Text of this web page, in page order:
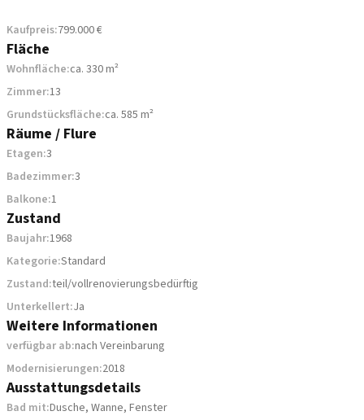
Kaufpreis:799.000 €
Fläche
Wohnfläche:ca. 330 m²
Zimmer:13
Grundstücksfläche:ca. 585 m²
Räume / Flure
Etagen:3
Badezimmer:3
Balkone:1
Zustand
Baujahr:1968
Kategorie:Standard
Zustand:teil/vollrenovierungsbedürftig
Unterkellert:Ja
Weitere Informationen
verfügbar ab:nach Vereinbarung
Modernisierungen:2018
Ausstattungsdetails
Bad mit:Dusche, Wanne, Fenster